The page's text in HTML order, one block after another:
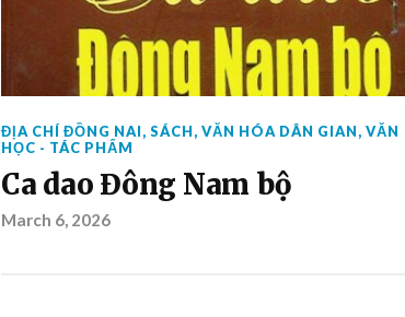
ĐỊA CHÍ ĐỒNG NAI, SÁCH, VĂN HÓA DÂN GIAN, VĂN
HỌC - TÁC PHẨM
Ca dao Đông Nam bộ
March 6, 2026